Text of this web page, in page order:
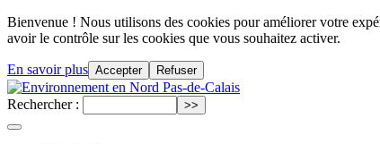
Bienvenue ! Nous utilisons des cookies pour améliorer votre
avoir le contrôle sur les cookies que vous souhaitez activer.
En savoir plus Accepter Refuser
Rechercher :